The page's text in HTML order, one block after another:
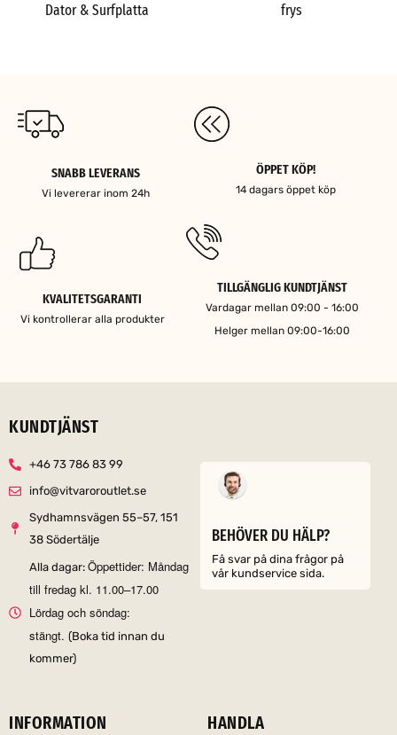
Dator & Surfplatta frys
SNABB LEVERANS
Vi levererar inom 24h
ÖPPET KÖP!
14 dagars öppet köp
KVALITETSGARANTI
Vi kontrollerar alla produkter
TILLGÄNGLIG KUNDTJÄNST
Vardagar mellan 09:00 - 16:00
Helger mellan 09:00-16:00
KUNDTJÄNST
+46 73 786 83 99
info@vitvaroroutlet.se
Sydhamnsvägen 55–57, 151
38 Södertälje
Alla dagar: Öppettider: Måndag
till fredag kl. 11.00–17.00
Lördag och söndag:
stängt. (Boka tid innan du
kommer)
BEHÖVER DU HÄLP?
Få svar på dina frågor på
vår kundservice sida.
INFORMATION HANDLA